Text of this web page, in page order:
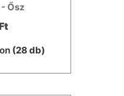
Ősz
(28 db)